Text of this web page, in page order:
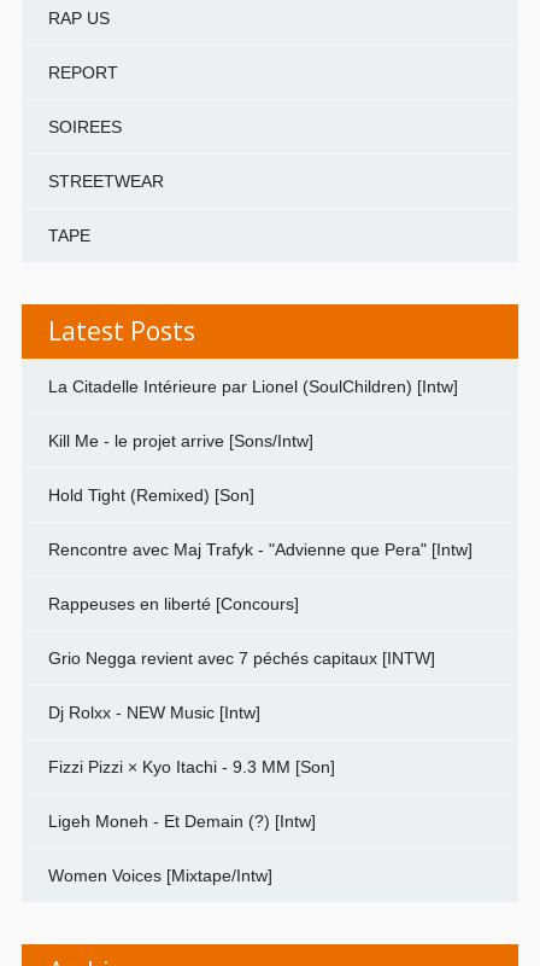
RAP US
REPORT
SOIREES
STREETWEAR
TAPE
Latest Posts
La Citadelle Intérieure par Lionel (SoulChildren) [Intw]
Kill Me - le projet arrive [Sons/Intw]
Hold Tight (Remixed) [Son]
Rencontre avec Maj Trafyk - "Advienne que Pera" [Intw]
Rappeuses en liberté [Concours]
Grio Negga revient avec 7 péchés capitaux [INTW]
Dj Rolxx - NEW Music [Intw]
Fizzi Pizzi × Kyo Itachi - 9.3 MM [Son]
Ligeh Moneh - Et Demain (?) [Intw]
Women Voices [Mixtape/Intw]